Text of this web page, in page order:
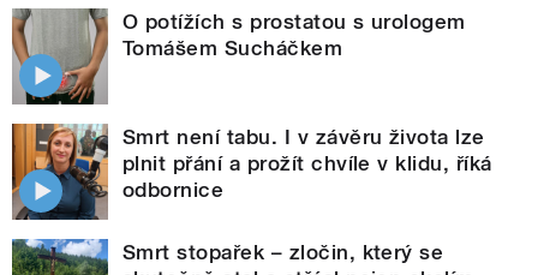
O potížích s prostatou s urologem
Tomášem Sucháčkem
Smrt není tabu. I v závěru života lze
plnit přání a prožít chvíle v klidu, říká
odbornice
Smrt stopařek – zločin, který se